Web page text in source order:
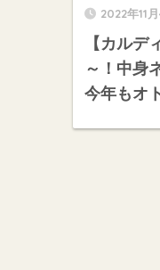
2022年11
【カルデ
～！中身
今年もオ